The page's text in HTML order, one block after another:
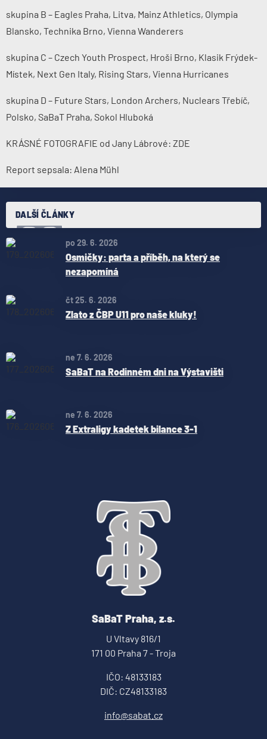
DALŠÍ ČLÁNKY
po 29. 6. 2026
Osmičky: parta a příběh, na který se
nezapomíná
čt 25. 6. 2026
Zlato z ČBP U11 pro naše kluky!
ne 7. 6. 2026
SaBaT na Rodinném dni na Výstavišti
ne 7. 6. 2026
Z Extraligy kadetek bilance 3-1
skupina B – Eagles Praha, Litva, Mainz Athletics, Olympia
Blansko, Technika Brno, Vienna Wanderers
skupina C – Czech Youth Prospect, Hroši Brno, Klasik Frýdek-
Místek, Next Gen Italy, Rising Stars, Vienna Hurricanes
skupina D – Future Stars, London Archers, Nuclears Třebíč,
Polsko, SaBaT Praha, Sokol Hluboká
KRÁSNÉ FOTOGRAFIE od Jany Lábrové: ZDE
Report sepsala: Alena Mühl
SaBaT Praha, z.s.
U Vltavy 816/1
171 00 Praha 7 - Troja
IČO: 48133183
DIČ: CZ48133183
info@sabat.cz